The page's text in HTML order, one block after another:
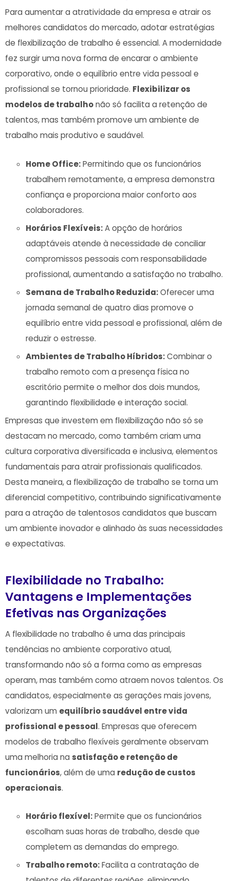
Para aumentar a atratividade da empresa e⁢ atrair ⁤os
melhores candidatos do mercado, adotar estratégias
de ⁤flexibilização de ⁣trabalho é essencial. ‍A⁤ modernidade
fez surgir⁢ uma nova forma de encarar o‌ ambiente
⁢corporativo, onde o equilíbrio entre vida pessoal e⁣
profissional se tornou prioridade. Flexibilizar ‍os
modelos de trabalhonão ⁢só facilita a retenção de
talentos,⁤ mas‌ também promove um ambiente de
trabalho mais produtivo ‍e saudável.
Home Office:Permitindo que os⁣ funcionários‌
trabalhem remotamente, a empresa demonstra ​
confiança e proporciona⁢ maior conforto aos
colaboradores.
Horários Flexíveis:A ‍opção ​de horários‍
adaptáveis atende à necessidade de conciliar
compromissos ⁤pessoais com responsabilidade
profissional, aumentando​ a satisfação no trabalho.
Semana de⁣ Trabalho⁤ Reduzida:Oferecer uma
jornada semanal de quatro dias⁢ promove o
equilíbrio entre vida pessoal e profissional, ​além de
reduzir o ‌estresse.
Ambientes de Trabalho ​Híbridos:Combinar​ o
trabalho remoto com a‍ presença física no​
escritório permite‌ o ‌melhor dos⁤ dois mundos,
garantindo flexibilidade e interação social.
Empresas que investem em ‌flexibilização não ‌só​ se
destacam⁢ no mercado, ⁤como​ também criam uma
cultura ⁤corporativa diversificada e inclusiva, elementos
fundamentais ‍para atrair⁤ profissionais‌ qualificados.
⁣Desta maneira,‌ a flexibilização de⁣ trabalho se torna ⁢um
⁢diferencial competitivo, contribuindo significativamente
para a atração ⁣de talentosos candidatos que‍ buscam
um ambiente inovador ​e alinhado às suas⁤ necessidades
e expectativas.
Flexibilidade no Trabalho:
Vantagens e ⁤Implementações
Efetivas nas Organizações
A flexibilidade no trabalho ⁢é uma das principais⁢
tendências no ambiente corporativo⁢ atual,
transformando ⁢não só a forma como as ‌empresas
operam, mas também como atraem‌ novos talentos. ​Os
candidatos, especialmente as gerações mais⁢ jovens,
valorizam um equilíbrio saudável ⁢entre vida
profissional e pessoal. Empresas que oferecem
modelos de trabalho flexíveis‍ geralmente observam
⁤uma⁣ melhoria na satisfação e retenção de
funcionários, além de uma redução de custos
operacionais.
Horário flexível:Permite que os funcionários⁣
escolham suas horas de trabalho,⁣ desde ⁣que
completem as demandas do emprego.
Trabalho remoto:Facilita ‍a contratação de